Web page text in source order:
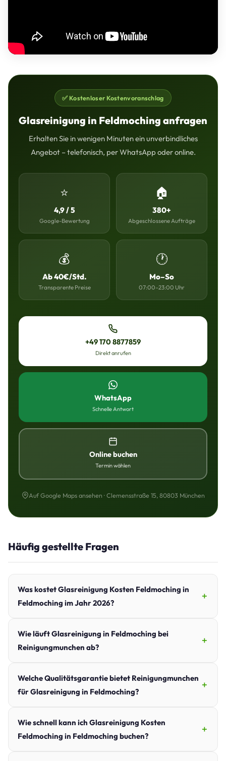
✅ Kostenloser Kostenvoranschlag
Glasreinigung in Feldmoching anfragen
Erhalten Sie in wenigen Minuten ein unverbindliches
Angebot – telefonisch, per WhatsApp oder online.
⭐
4,9 / 5
Google-Bewertung
🏠
380+
Abgeschlossene Aufträge
💰
Ab 40€/Std.
Transparente Preise
🕐
Mo–So
07:00–23:00 Uhr
+49 170 8877859
Direkt anrufen
WhatsApp
Schnelle Antwort
Online buchen
Termin wählen
Auf Google Maps ansehen · Clemensstraße 15, 80803 München
Häufig gestellte Fragen
Was kostet Glasreinigung Kosten Feldmoching in
Feldmoching im Jahr 2026?
Wie läuft Glasreinigung in Feldmoching bei
Reinigungmunchen ab?
Welche Qualitätsgarantie bietet Reinigungmunchen
für Glasreinigung in Feldmoching?
Wie schnell kann ich Glasreinigung Kosten
Feldmoching in Feldmoching buchen?